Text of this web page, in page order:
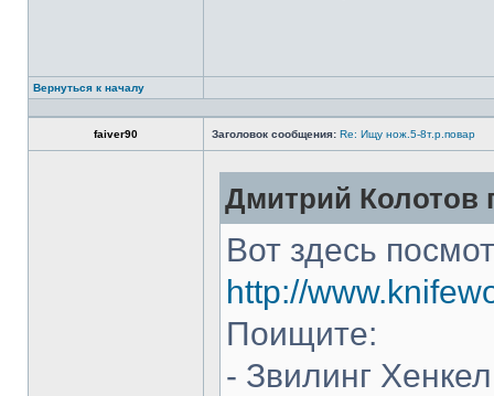
Вернуться к началу
faiver90 Заголовок сообщения: Re: Ищу нож.5-8т.р.повар
Дмитрий Колотов
Вот здесь
http://
Поищите:
- Звилинг